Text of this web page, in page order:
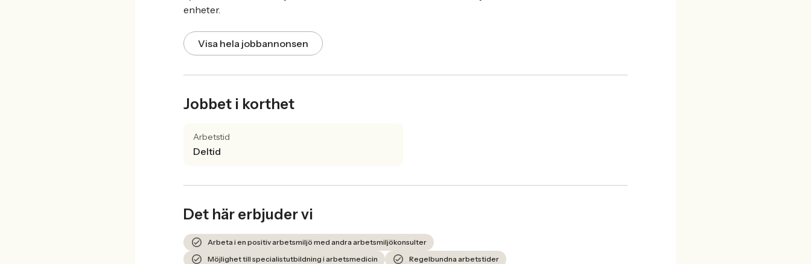
enheter.
Visa hela jobbannonsen
Jobbet i korthet
Arbetstid
Deltid
Det här erbjuder vi
Arbeta i en positiv arbetsmiljö med andra arbetsmiljökonsulter
Möjlighet till specialistutbildning i arbetsmedicin
Regelbundna arbetstider